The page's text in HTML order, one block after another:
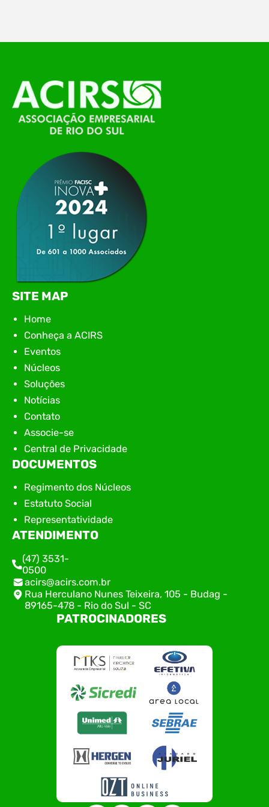
O Polo ACATE-ACIRS, por meio do NIAVI – Núcleo
de Tecnologia da Informação do Alto Vale do
Itajaí, realizou, no dia 21 de julho, o evento
Conexão Tech NIAVI, reunindo empresas de
tecnologia da região para uma noite de
apresentação de novas iniciativas para o setor. O
encontro aconteceu em Rio…
SITE MAP
Home
Conheça a ACIRS
Eventos
Núcleos
Soluções
Notícias
Contato
Associe-se
Central de Privacidade
DOCUMENTOS
Regimento dos Núcleos
Estatuto Social
Representatividade
ATENDIMENTO
(47) 3531-
0500
acirs@acirs.com.br
Rua Herculano Nunes Teixeira, 105 - Budag -
89165-478 - Rio do Sul - SC
PATROCINADORES